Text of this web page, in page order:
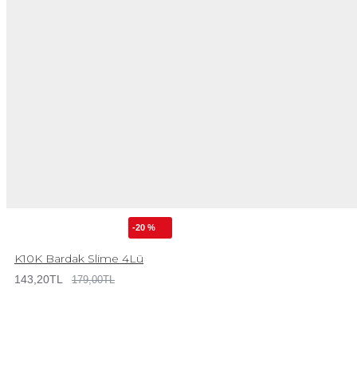
-20 %
K10K Bardak Slime 4Lü
143,20TL 179,00TL